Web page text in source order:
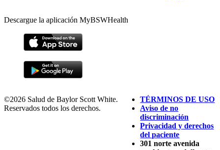
Descargue la aplicación MyBSWHealth
©2026 Salud de Baylor Scott White.
Reservados todos los derechos.
TÉRMINOS DE USO
Aviso de no
discriminación
Privacidad y derechos
del paciente
301 norte avenida